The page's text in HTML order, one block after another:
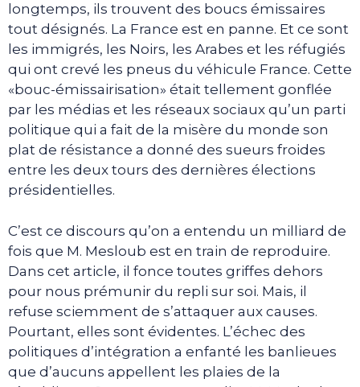
longtemps, ils trouvent des boucs émissaires
tout désignés. La France est en panne. Et ce sont
les immigrés, les Noirs, les Arabes et les réfugiés
qui ont crevé les pneus du véhicule France. Cette
«bouc-émissairisation» était tellement gonflée
par les médias et les réseaux sociaux qu’un parti
politique qui a fait de la misère du monde son
plat de résistance a donné des sueurs froides
entre les deux tours des dernières élections
présidentielles.
C’est ce discours qu’on a entendu un milliard de
fois que M. Mesloub est en train de reproduire.
Dans cet article, il fonce toutes griffes dehors
pour nous prémunir du repli sur soi. Mais, il
refuse sciemment de s’attaquer aux causes.
Pourtant, elles sont évidentes. L’échec des
politiques d’intégration a enfanté les banlieues
que d’aucuns appellent les plaies de la